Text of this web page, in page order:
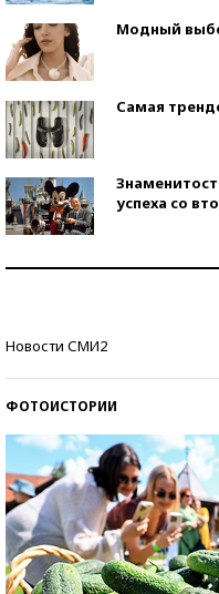
Модный
Самая
успеха со
Новости СМИ2
ФОТОИСТОРИИ